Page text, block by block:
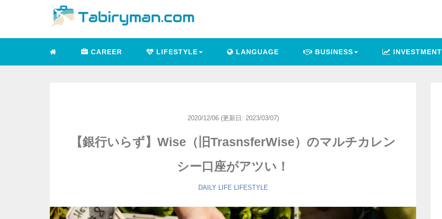
CAREER LIFESTYLE LANGUAGE BUSINESS INVESTMENT
2020/12/06 (更新日: 2023/03/07)
【銀行いらず】Wise（旧TrasnsferWise）のマルチカレン
シー口座がアツい！
DAILY LIFE LIFESTYLE